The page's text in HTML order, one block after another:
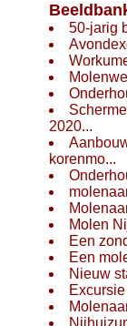
50-jarig
2020...
korenmo...
Molen
Een
Een
Nieuw